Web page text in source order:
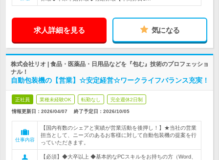
求人詳細を見る 気になる
株式会社リオ | 食品・医薬品・日用品などを『包む』技術のプロフェッショ
ナル！
自動包装機の【営業】☆安定経営☆ワークライフバランス充実！
正社員 業種未経験OK 転勤なし 完全週休2日制
情報更新日：2026/04/07 終了予定日： 2026/10/05
仕事内容
【国内有数のシェアと実績が営業活動を後押し！】★当社の営業
担当として、ニーズのあるお客様に対して自動包装機の提案を行
っていただきます。
【必須】◆大卒以上 ◆基本的なPCスキルをお持ちの方（Word、